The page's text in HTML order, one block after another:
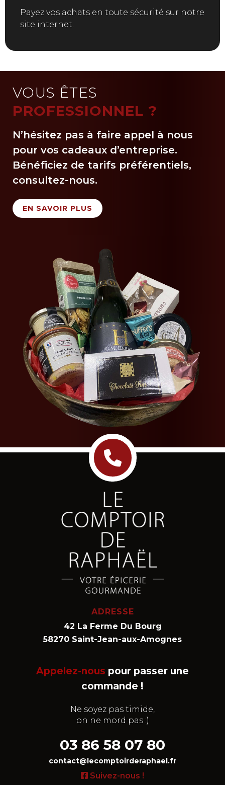
Payez vos achats en toute sécurité sur notre
site internet.
VOUS ÊTES
PROFESSIONNEL ?
N’hésitez pas à faire appel à nous
pour vos cadeaux d’entreprise.
Bénéficiez de tarifs préférentiels,
consultez-nous.
EN SAVOIR PLUS
ADRESSE
42 La Ferme Du Bourg
58270 Saint-Jean-aux-Amognes
Appelez-nous pour passer une
commande !
Ne soyez pas timide,
on ne mord pas :)
03 86 58 07 80
contact@lecomptoirderaphael.fr
Suivez-nous !